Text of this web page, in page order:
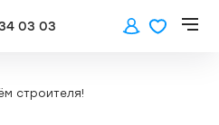
03 03
строителя!